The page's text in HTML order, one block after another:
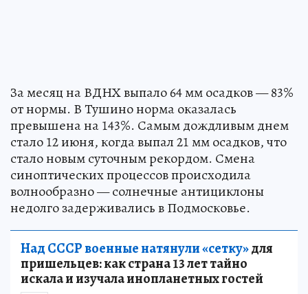
За месяц на ВДНХ выпало 64 мм осадков — 83%
от нормы. В Тушино норма оказалась
превышена на 143%. Самым дождливым днем
стало 12 июня, когда выпал 21 мм осадков, что
стало новым суточным рекордом. Смена
синоптических процессов происходила
волнообразно — солнечные антициклоны
недолго задерживались в Подмосковье.
Над СССР военные натянули «сетку»для
пришельцев: как страна 13 лет тайно
искала и изучала инопланетных гостей